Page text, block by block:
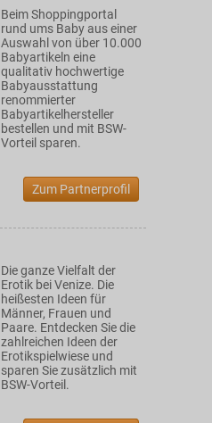
Beim Shoppingportal
rund ums Baby aus einer
Auswahl von über 10.000
Babyartikeln eine
qualitativ hochwertige
Babyausstattung
renommierter
Babyartikelhersteller
bestellen und mit BSW-
Vorteil sparen.
Zum Partnerprofil
Die ganze Vielfalt der
Erotik bei Venize. Die
heißesten Ideen für
Männer, Frauen und
Paare. Entdecken Sie die
zahlreichen Ideen der
Erotikspielwiese und
sparen Sie zusätzlich mit
BSW-Vorteil.